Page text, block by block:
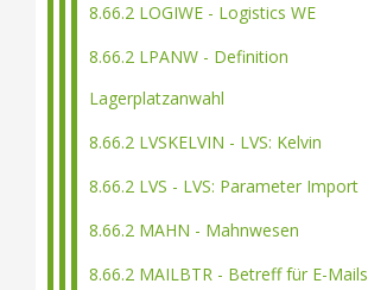
8.66.2 LOGIWE - Logistics WE
8.66.2 LPANW - Definition
Lagerplatzanwahl
8.66.2 LVSKELVIN - LVS: Kelvin
8.66.2 LVS - LVS: Parameter Import
8.66.2 MAHN - Mahnwesen
8.66.2 MAILBTR - Betreff für E-Mails